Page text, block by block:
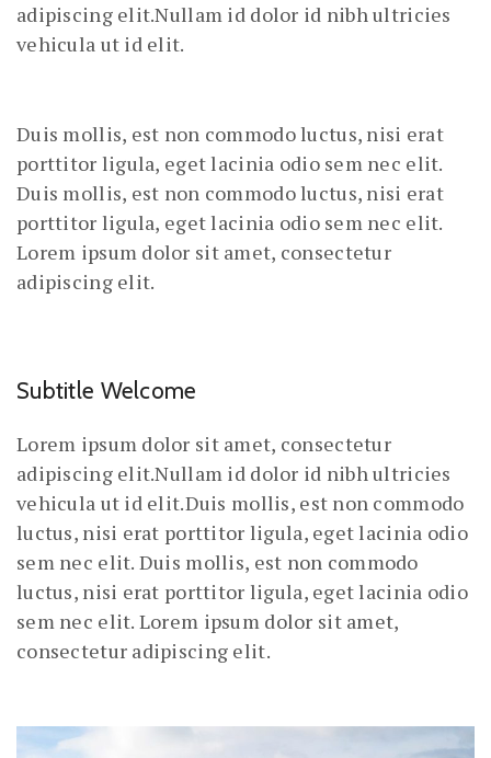
adipiscing elit.Nullam id dolor id nibh ultricies
vehicula ut id elit.
Duis mollis, est non commodo luctus, nisi erat
porttitor ligula, eget lacinia odio sem nec elit.
Duis mollis, est non commodo luctus, nisi erat
porttitor ligula, eget lacinia odio sem nec elit.
Lorem ipsum dolor sit amet, consectetur
adipiscing elit.
Subtitle Welcome
Lorem ipsum dolor sit amet, consectetur
adipiscing elit.Nullam id dolor id nibh ultricies
vehicula ut id elit.Duis mollis, est non commodo
luctus, nisi erat porttitor ligula, eget lacinia odio
sem nec elit. Duis mollis, est non commodo
luctus, nisi erat porttitor ligula, eget lacinia odio
sem nec elit. Lorem ipsum dolor sit amet,
consectetur adipiscing elit.